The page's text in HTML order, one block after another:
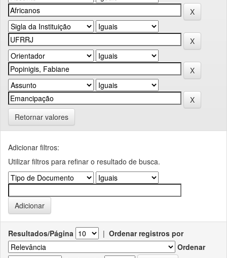
Retornar valores
Adicionar filtros:
Utilizar filtros para refinar o resultado de busca.
Resultados/Página | Ordenar registros por
Ordenar